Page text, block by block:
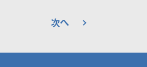
次へ